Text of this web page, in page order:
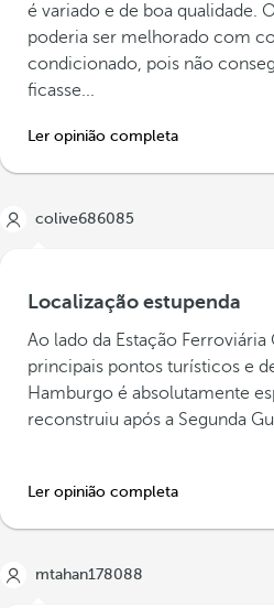
é variado e de boa qualidade.
poderia ser melhorado com
condicionado, pois não
ficasse...
Ler opinião completa
colive686085
Localização estupenda
Ao lado da Estação
principais pontos turísticos e
Hamburgo é absolutamente
reconstruiu após a Segunda
Ler opinião completa
mtahan178088